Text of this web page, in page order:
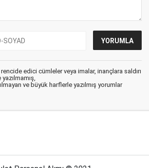
edici cümleler veya imalar, inançlara saldırı
ve büyük harflerle yazılmış yorumlar